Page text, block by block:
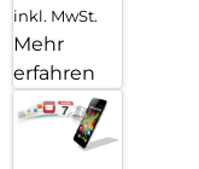
inkl. MwSt.
Mehr
erfahren